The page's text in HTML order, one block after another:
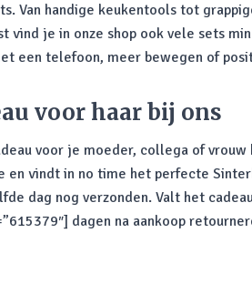
Van handige keukentools tot
je in onze shop ook vele sets
een telefoon, meer bewegen of
voor haar bij ons
voor je moeder, collega of
en vindt in no time het perfecte
dag nog verzonden. Valt het
dagen na aankoop